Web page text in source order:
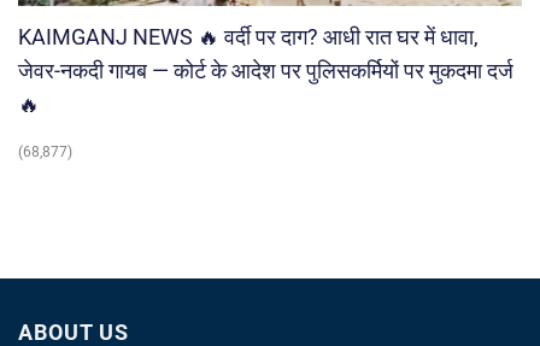
KAIMGANJ NEWS 🔥 वर्दी पर दाग? आधी रात घर में धावा,
जेवर-नकदी गायब — कोर्ट के आदेश पर पुलिसकर्मियों पर मुकदमा दर्ज
🔥
(68,877)
ABOUT US